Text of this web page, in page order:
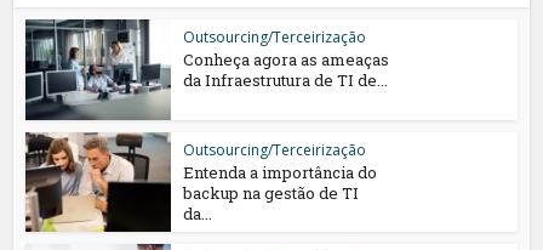
Outsourcing/Terceirização
Conheça agora as ameaças
da Infraestrutura de TI de...
Outsourcing/Terceirização
Entenda a importância do
backup na gestão de TI
da...